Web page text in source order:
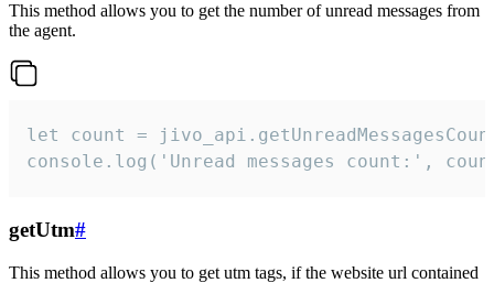
This method allows you to get the number of unread messages from
the agent.
let count =
console.log('Unread messages count:',
getUtm#
This method allows you to get utm tags, if the website url contained